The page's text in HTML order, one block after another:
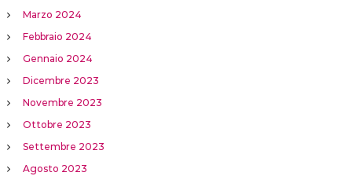
Marzo 2024
Febbraio 2024
Gennaio 2024
Dicembre 2023
Novembre 2023
Ottobre 2023
Settembre 2023
Agosto 2023